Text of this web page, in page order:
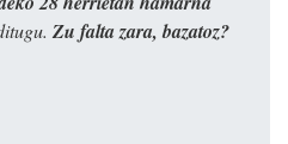
Zu falta zara, bazatoz?